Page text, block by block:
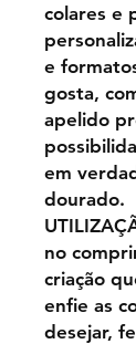
colares e
e
gosta,
apelido
em
dourado.
no
criação
enfie as
desejar,